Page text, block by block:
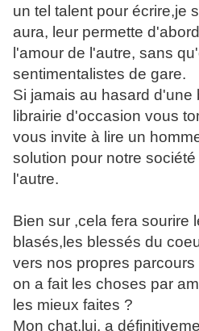
un tel talent pour écrire,je
aura, leur permette
l'amour de l'autre, sans
sentimentalistes de gare.
Si jamais au hasard d'une
librairie d'occasion vous
vous invite à lire un
solution pour notre
l'autre.
Bien sur ,cela fera sourire
blasés,les blessés du
vers nos propres
on a fait les choses par
les mieux faites ?
Mon chat,lui, a